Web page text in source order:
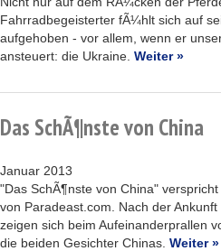
Fahrradbegeisterter fÃ¼hlt sich auf
aufgehoben - vor allem, wenn er
ansteuert: die Ukraine. Weiter »
Das SchÃ¶nste von China
Januar 2013
"Das SchÃ¶nste von China"
von Paradeast.com. Nach der
zeigen sich beim Aufeinanderprallen
die beiden Gesichter Chinas. Weiter »